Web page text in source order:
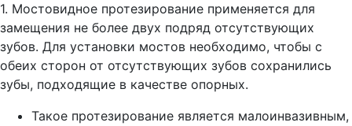
1. Мостовидное протезирование применяется для
замещения не более двух подряд отсутствующих
зубов. Для установки мостов необходимо, чтобы с
обеих сторон от отсутствующих зубов сохранились
зубы, подходящие в качестве опорных.
Такое протезирование является малоинвазивным,